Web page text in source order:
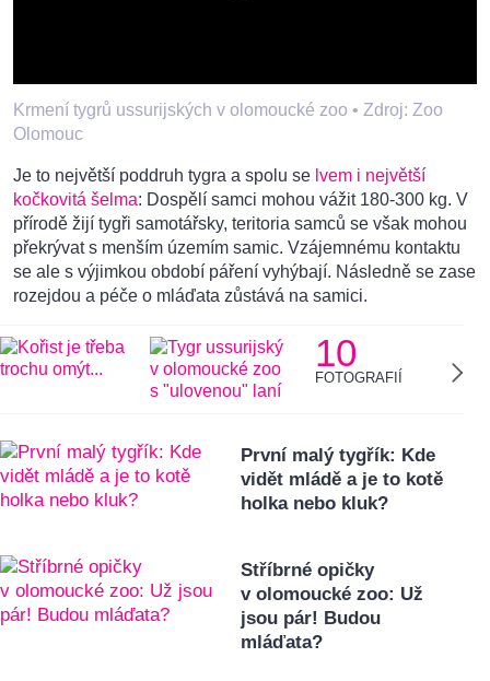
Krmení tygrů ussurijských v olomoucké zoo • Zdroj: Zoo
Olomouc
Je to největší poddruh tygra a spolu se lvem i největší
kočkovitá šelma: Dospělí samci mohou vážit 180-300 kg. V
přírodě žijí tygři samotářsky, teritoria samců se však mohou
překrývat s menším územím samic. Vzájemnému kontaktu
se ale s výjimkou období páření vyhýbají. Následně se zase
rozejdou a péče o mláďata zůstává na samici.
10
FOTOGRAFIÍ
První malý tygřík: Kde
vidět mládě a je to kotě
holka nebo kluk?
Stříbrné opičky
v olomoucké zoo: Už
jsou pár! Budou
mláďata?